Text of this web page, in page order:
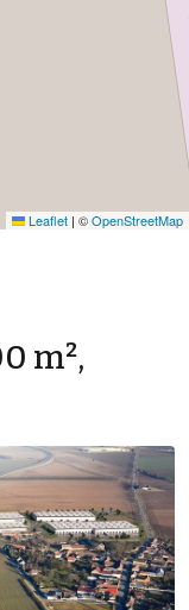
Leaflet | ©OpenStreetMap
m²,